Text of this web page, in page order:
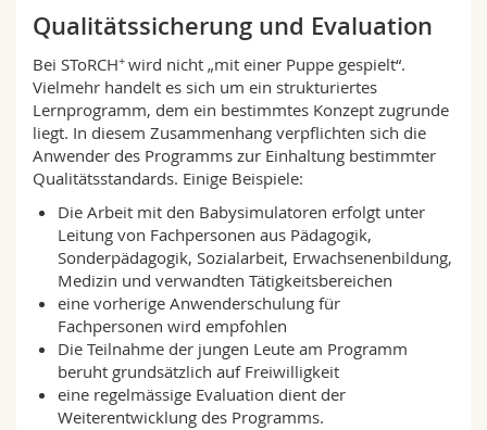
Qualitätssicherung und Evaluation
Bei SToRCH+ wird nicht „mit einer Puppe gespielt“.
Vielmehr handelt es sich um ein strukturiertes
Lernprogramm, dem ein bestimmtes Konzept zugrunde
liegt. In diesem Zusammenhang verpflichten sich die
Anwender des Programms zur Einhaltung bestimmter
Qualitätsstandards. Einige Beispiele:
Die Arbeit mit den Babysimulatoren erfolgt unter
Leitung von Fachpersonen aus Pädagogik,
Sonderpädagogik, Sozialarbeit, Erwachsenenbildung,
Medizin und verwandten Tätigkeitsbereichen
eine vorherige Anwenderschulung für
Fachpersonen wird empfohlen
Die Teilnahme der jungen Leute am Programm
beruht grundsätzlich auf Freiwilligkeit
eine regelmässige Evaluation dient der
Weiterentwicklung des Programms.